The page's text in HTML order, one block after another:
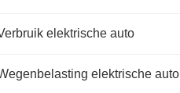
elektrische auto
elektrische auto